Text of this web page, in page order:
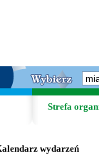
Strefa
wydarzeń